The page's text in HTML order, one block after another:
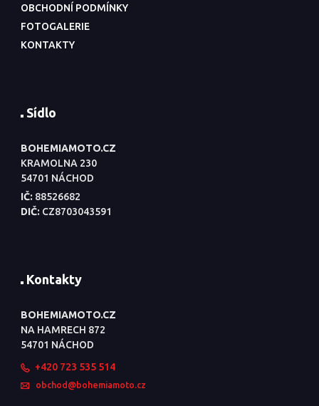
OBCHODNÍ PODMÍNKY
FOTOGALERIE
KONTAKTY
Sídlo
BOHEMIAMOTO.CZ
KRAMOLNA 230
54701 NÁCHOD
IČ: 88526682
DIČ: CZ8703043591
Kontakty
BOHEMIAMOTO.CZ
NA HAMRECH 872
54701 NÁCHOD
+420 723 535 514
obchod@bohemiamoto.cz